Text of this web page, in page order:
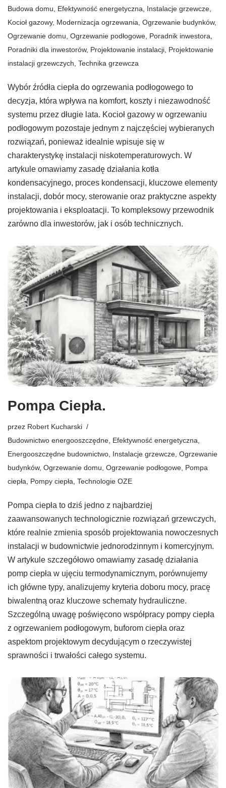
Budowa domu, Efektywność energetyczna, Instalacje grzewcze,
Kocioł gazowy, Modernizacja ogrzewania, Ogrzewanie budynków,
Ogrzewanie domu, Ogrzewanie podłogowe, Poradnik inwestora,
Poradniki dla inwestorów, Projektowanie instalacji, Projektowanie
instalacji grzewczych, Technika grzewcza
Wybór źródła ciepła do ogrzewania podłogowego to
decyzja, która wpływa na komfort, koszty i niezawodność
systemu przez długie lata. Kocioł gazowy w ogrzewaniu
podłogowym pozostaje jednym z najczęściej wybieranych
rozwiązań, ponieważ idealnie wpisuje się w
charakterystykę instalacji niskotemperaturowych. W
artykule omawiamy zasadę działania kotła
kondensacyjnego, proces kondensacji, kluczowe elementy
instalacji, dobór mocy, sterowanie oraz praktyczne aspekty
projektowania i eksploatacji. To kompleksowy przewodnik
zarówno dla inwestorów, jak i osób technicznych.
Pompa Ciepła.
przez Robert Kucharski
Budownictwo energooszczędne Efektywność energetyczna
Energooszczędne budownictwo Instalacje grzewcze Ogrzewanie
budynków, Ogrzewanie domu Ogrzewanie podłogowe Pompa
ciepła
Pompy ciepła Technologie OZE
Pompa ciepła to dziś jedno z najbardziej
zaawansowanych technologicznie rozwiązań grzewczych,
które realnie zmienia sposób projektowania nowoczesnych
instalacji w budownictwie jednorodzinnym i komercyjnym.
W artykule szczegółowo omawiamy zasadę działania
pomp ciepła w ujęciu termodynamicznym, porównujemy
ich główne typy, analizujemy kryteria doboru mocy, pracę
biwalentną oraz kluczowe schematy hydrauliczne.
Szczególną uwagę poświęcono współpracy pompy ciepła
z ogrzewaniem podłogowym, buforom ciepła oraz
aspektom projektowym decydującym o rzeczywistej
sprawności i trwałości całego systemu.